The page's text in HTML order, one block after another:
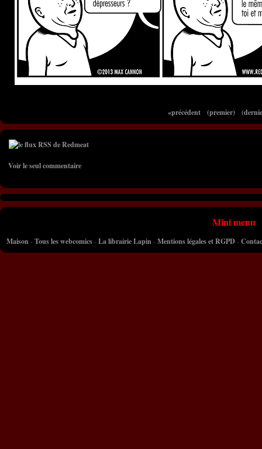
«précédent (premier)
Voir le seul commentaire
Mini menu
Maison-Tous les webcomics-La librairie Lapin-Mentions légales et RGPD-